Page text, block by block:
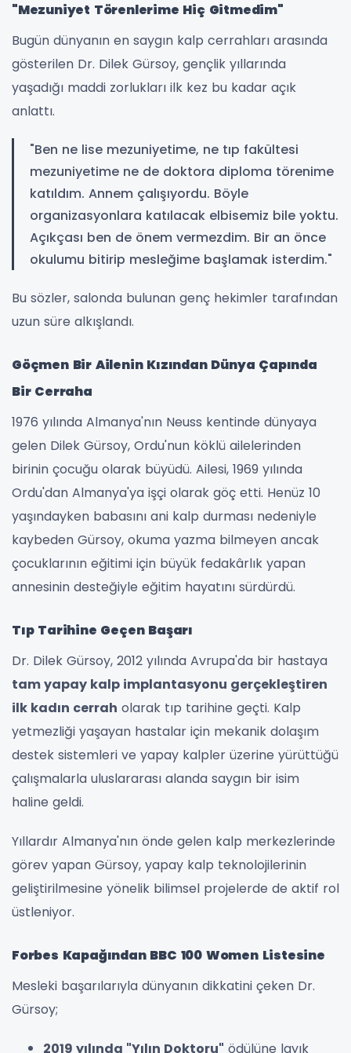
"Mezuniyet Törenlerime Hiç Gitmedim"
Bugün dünyanın en saygın kalp cerrahları arasında
gösterilen Dr. Dilek Gürsoy, gençlik yıllarında
yaşadığı maddi zorlukları ilk kez bu kadar açık
anlattı.
"Ben ne lise mezuniyetime, ne tıp fakültesi
mezuniyetime ne de doktora diploma törenime
katıldım. Annem çalışıyordu. Böyle
organizasyonlara katılacak elbisemiz bile yoktu.
Açıkçası ben de önem vermezdim. Bir an önce
okulumu bitirip mesleğime başlamak isterdim."
Bu sözler, salonda bulunan genç hekimler tarafından
uzun süre alkışlandı.
Göçmen Bir Ailenin Kızından Dünya Çapında
Bir Cerraha
1976 yılında Almanya'nın Neuss kentinde dünyaya
gelen Dilek Gürsoy, Ordu'nun köklü ailelerinden
birinin çocuğu olarak büyüdü. Ailesi, 1969 yılında
Ordu'dan Almanya'ya işçi olarak göç etti. Henüz 10
yaşındayken babasını ani kalp durması nedeniyle
kaybeden Gürsoy, okuma yazma bilmeyen ancak
çocuklarının eğitimi için büyük fedakârlık yapan
annesinin desteğiyle eğitim hayatını sürdürdü.
Tıp Tarihine Geçen Başarı
Dr. Dilek Gürsoy, 2012 yılında Avrupa'da bir hastaya
tam yapay kalp implantasyonu gerçekleştiren
ilk kadın cerrah olarak tıp tarihine geçti. Kalp
yetmezliği yaşayan hastalar için mekanik dolaşım
destek sistemleri ve yapay kalpler üzerine yürüttüğü
çalışmalarla uluslararası alanda saygın bir isim
haline geldi.
Yıllardır Almanya'nın önde gelen kalp merkezlerinde
görev yapan Gürsoy, yapay kalp teknolojilerinin
geliştirilmesine yönelik bilimsel projelerde de aktif rol
üstleniyor.
Forbes Kapağından BBC 100 Women Listesine
Mesleki başarılarıyla dünyanın dikkatini çeken Dr.
Gürsoy;
2019 yılında "Yılın Doktoru" ödülüne layık